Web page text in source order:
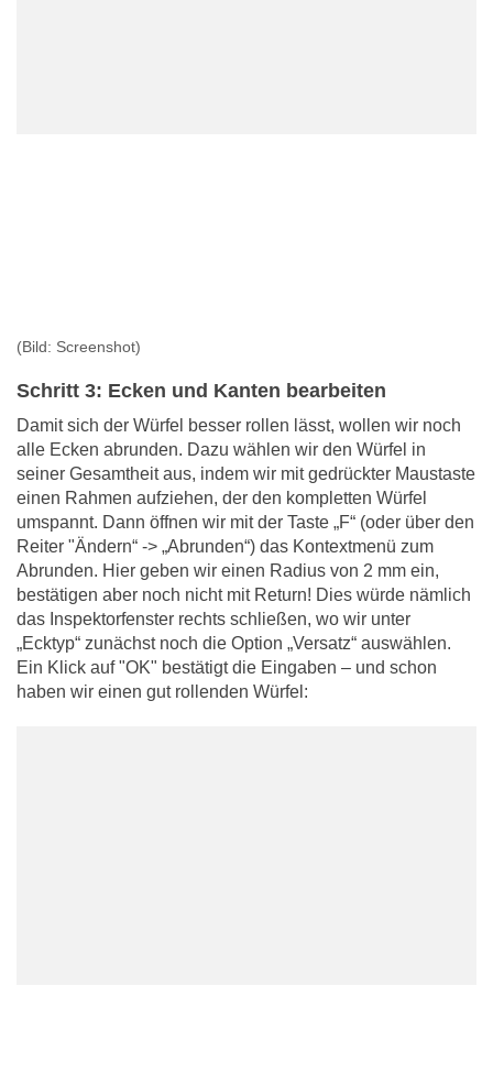
(Bild: Screenshot)
Schritt 3: Ecken und Kanten bearbeiten
Damit sich der Würfel besser rollen lässt, wollen wir noch
alle Ecken abrunden. Dazu wählen wir den Würfel in
seiner Gesamtheit aus, indem wir mit gedrückter Maustaste
einen Rahmen aufziehen, der den kompletten Würfel
umspannt. Dann öffnen wir mit der Taste „F“ (oder über den
Reiter "Ändern“ -> „Abrunden“) das Kontextmenü zum
Abrunden. Hier geben wir einen Radius von 2 mm ein,
bestätigen aber noch nicht mit Return! Dies würde nämlich
das Inspektorfenster rechts schließen, wo wir unter
„Ecktyp“ zunächst noch die Option „Versatz“ auswählen.
Ein Klick auf "OK" bestätigt die Eingaben – und schon
haben wir einen gut rollenden Würfel: